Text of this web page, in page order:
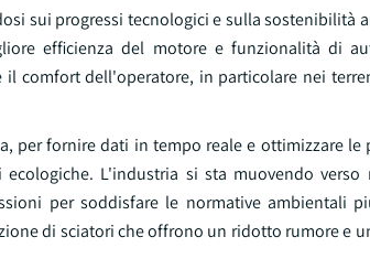
sui progressi tecnologici e sulla sostenibilità
efficienza del motore e funzionalità di
comfort dell'operatore, in particolare nei
per fornire dati in tempo reale e ottimizzare le
L'industria si sta muovendo
per soddisfare le normative ambientali
di sciatori che offrono un ridotto rumore e